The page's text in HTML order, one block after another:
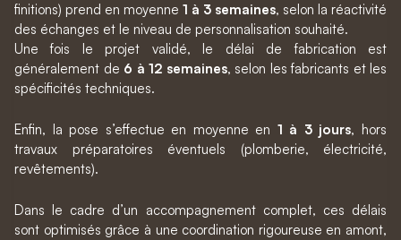
finitions) prend en moyenne 1 à 3 semaines, selon la réactivité
des échanges et le niveau de personnalisation souhaité.
Une fois le projet validé, le délai de fabrication est
généralement de 6 à 12 semaines, selon les fabricants et les
spécificités techniques.
Enfin, la pose s’effectue en moyenne en 1 à 3 jours, hors
travaux préparatoires éventuels (plomberie, électricité,
revêtements).
Dans le cadre d’un accompagnement complet, ces délais
sont optimisés grâce à une coordination rigoureuse en amont,